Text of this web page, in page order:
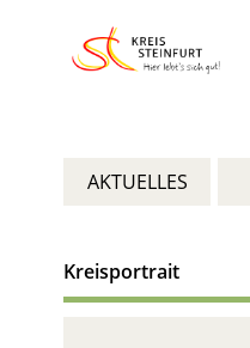
AKTUELLES
Kreisportrait